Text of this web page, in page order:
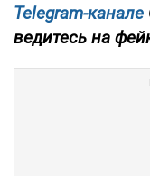
Telegram-канале
ведитесь на